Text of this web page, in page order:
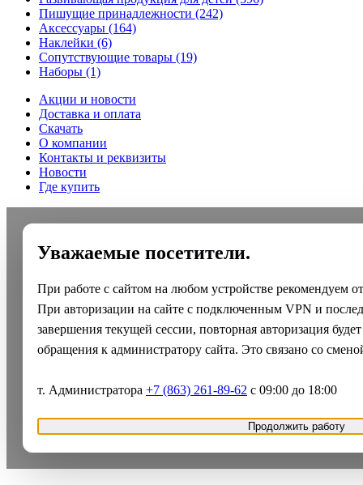
Пишущие принадлежности (242)
Аксессуары (164)
Наклейки (6)
Сопутствующие товары (19)
Наборы (1)
Акции и новости
Доставка и оплата
Скачать
О компании
Контакты и реквизиты
Новости
Где купить
Уважаемые посетители.
При работе с сайтом на любом устройстве рекомендуем
При авторизации на сайте с подключенным VPN и
завершения текущей сессии, повторная авторизация
обращения к администратору сайта. Это связано со
т. Администратора +7 (863) 261-89-62 с 09:00 до 18:00
Продолжить работу